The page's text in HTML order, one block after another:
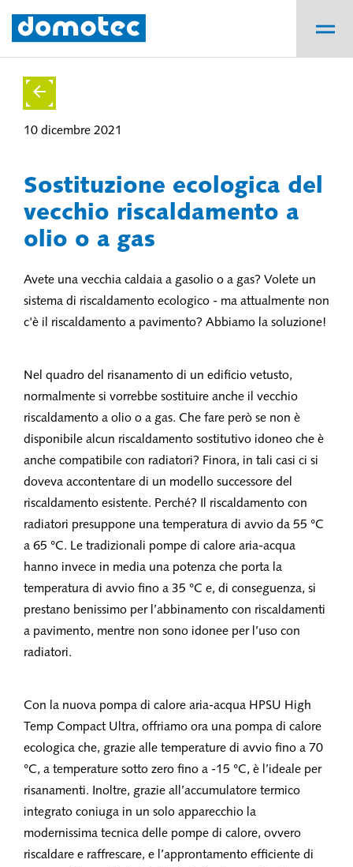
10 dicembre 2021
Sostituzione ecologica del
vecchio riscaldamento a
olio o a gas
Avete una vecchia caldaia a gasolio o a gas? Volete un
sistema di riscaldamento ecologico - ma attualmente non
c'è il riscaldamento a pavimento? Abbiamo la soluzione!
Nel quadro del risanamento di un edificio vetusto,
normalmente si vorrebbe sostituire anche il vecchio
riscaldamento a olio o a gas. Che fare però se non è
disponibile alcun riscaldamento sostitutivo idoneo che è
anche compatibile con radiatori? Finora, in tali casi ci si
doveva accontentare di un modello successore del
riscaldamento esistente. Perché? Il riscaldamento con
radiatori presuppone una temperatura di avvio da 55 °C
a 65 °C. Le tradizionali pompe di calore aria-acqua
hanno invece in media una potenza che porta la
temperatura di avvio fino a 35 °C e, di conseguenza, si
prestano benissimo per l’abbinamento con riscaldamenti
a pavimento, mentre non sono idonee per l’uso con
radiatori.
Con la nuova pompa di calore aria-acqua HPSU High
Temp Compact Ultra, offriamo ora una pompa di calore
ecologica che, grazie alle temperature di avvio fino a 70
°C, a temperature sotto zero fino a -15 °C, è l’ideale per
risanamenti. Inoltre, grazie all’accumulatore termico
integrato coniuga in un solo apparecchio la
modernissima tecnica delle pompe di calore, ovvero
riscaldare e raffrescare, e l’approntamento efficiente di